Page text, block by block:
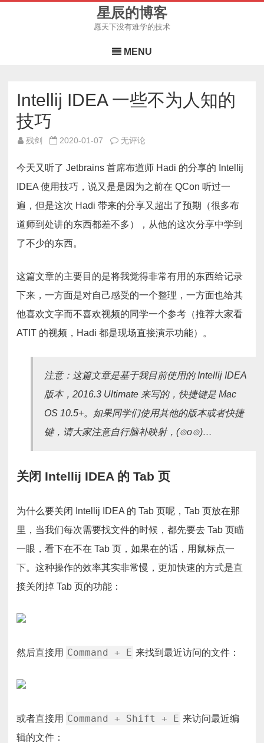
星辰的博客
愿天下没有难学的技术
to
content
MENU
Intellij IDEA 一些不为人知的
技巧
残剑 2020-01-07
Intellij
些
不
为
人
的
巧
无评论
今天又听了 Jetbrains 首席布道师 Hadi 的分享的 Intellij
IDEA 使用技巧，说又是是因为之前在 QCon 听过一
遍，但是这次 Hadi 带来的分享又超出了预期（很多布
道师到处讲的东西都差不多），从他的这次分享中学到
了不少的东西。
这篇文章的主要目的是将我觉得非常有用的东西给记录
下来，一方面是对自己感受的一个整理，一方面也给其
他喜欢文字而不喜欢视频的同学一个参考（推荐大家看
ATIT 的视频，Hadi 都是现场直接演示功能）。
注意：这篇文章是基于我目前使用的 Intellij IDEA
版本，2016.3 Ultimate 来写的，快捷键是 Mac
OS 10.5+。如果同学们使用其他的版本或者快捷
键，请大家注意自行脑补映射，(⊙o⊙)…
关闭 Intellij IDEA 的 Tab 页
为什么要关闭 Intellij IDEA 的 Tab 页呢，Tab 页放在那
里，当我们每次需要找文件的时候，都先要去 Tab 页瞄
一眼，看下在不在 Tab 页，如果在的话，用鼠标点一
下。这种操作的效率其实非常慢，更加快速的方式是直
接关闭掉 Tab 页的功能：
然后直接用 Command + E 来找到最近访问的文件：
或者直接用 Command + Shift + E 来访问最近编
辑的文件：